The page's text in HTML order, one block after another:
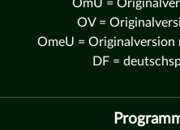
OmU =
OV =
OmeU =
DF =